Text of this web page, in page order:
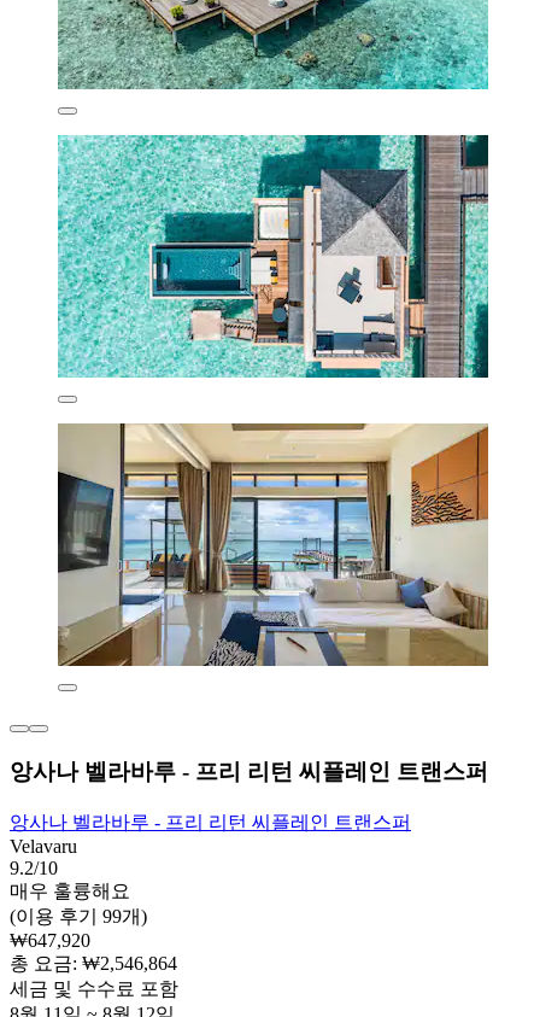
앙사나 벨라바루 - 프리 리턴 씨플레인 트랜스퍼
앙사나 벨라바루 - 프리 리턴 씨플레인 트랜스퍼
Velavaru
9.2/10
매우 훌륭해요
(이용 후기 99개)
₩647,920
총 요금: ₩2,546,864
세금 및 수수료 포함